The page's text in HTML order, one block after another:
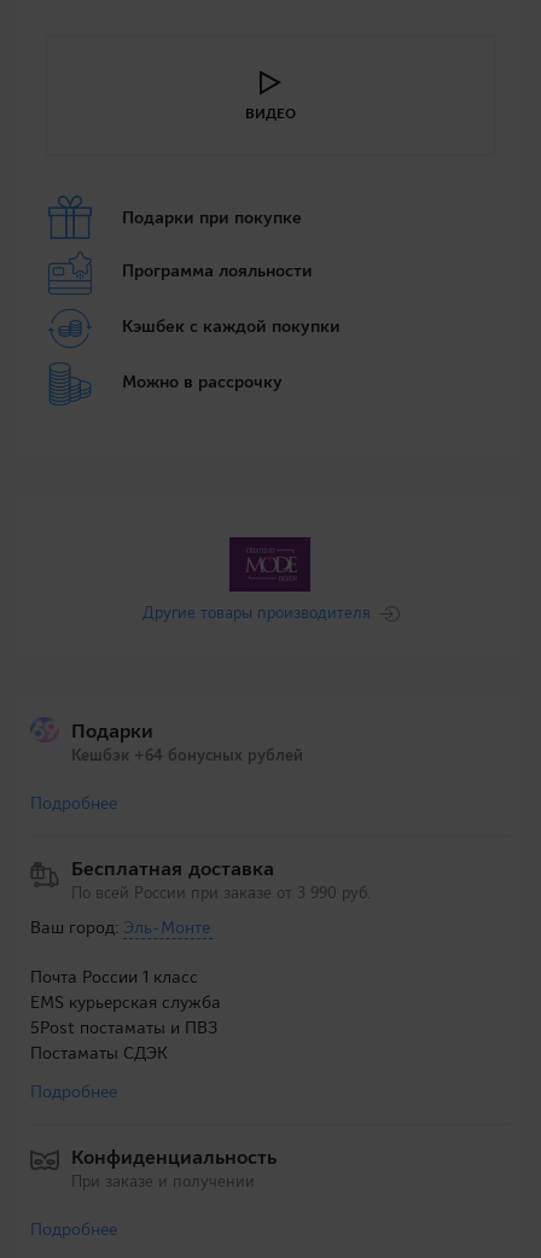
ВИДЕО
Подарки при покупке
Программа лояльности
Кэшбек с каждой покупки
Можно в рассрочку
Другие товары производителя
Подарки
Кешбэк +64 бонусных рублей
Подробнее
Бесплатная доставка
По всей России при заказе от 3 990 руб.
Ваш город: Эль-Монте
Почта России 1 класс
EMS курьерская служба
5Post постаматы и ПВЗ
Постаматы СДЭК
Подробнее
Конфиденциальность
При заказе и получении
Подробнее